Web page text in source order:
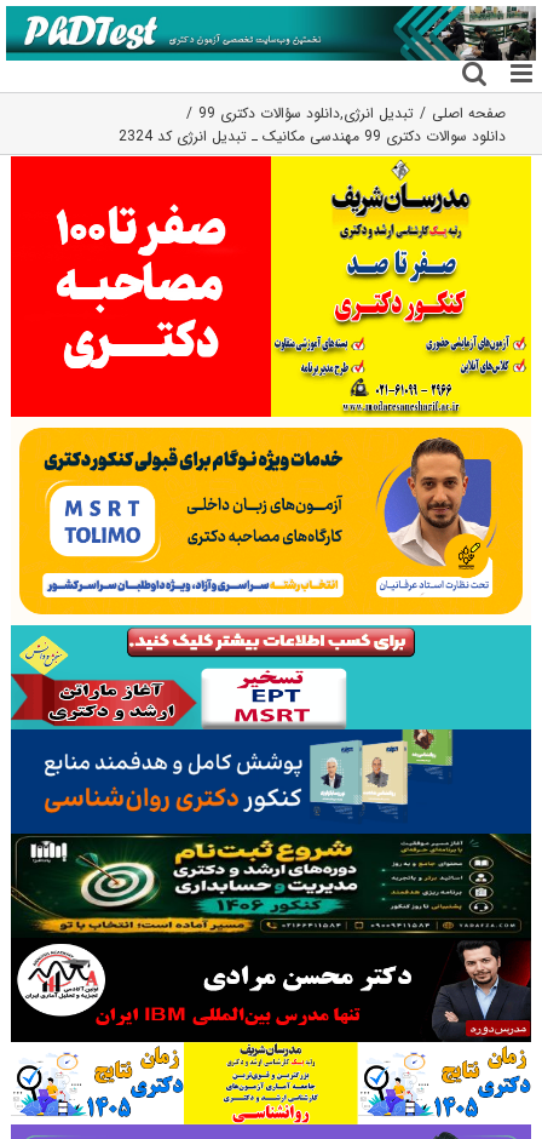
رفتن
به
محتوا
صفحه اصلی تبدیل انرژی,دانلود سؤالات دکتری 99
دانلود سوالات دکتری 99 مهندسی مکانیک ـ تبدیل انرژی کد 2324